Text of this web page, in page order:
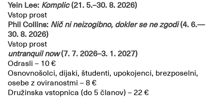
Yein Lee: Komplic(21. 5.–30. 8. 2026)
Vstop prost
Phil Collins: Nič ni neizogibno, dokler se ne zgodi(4. 6.—
30. 8. 2026)
Vstop prost
untranquil now(7. 7. 2026–3. 1. 2027)
Odrasli – 10 €
Osnovnošolci, dijaki, študenti, upokojenci, brezposelni,
osebe z oviranostmi – 8 €
Družinska vstopnica (do 5 članov) – 22 €